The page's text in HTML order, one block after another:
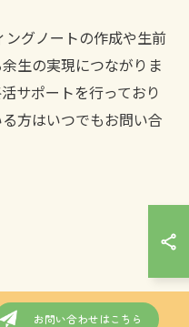
グノートの作成や生前
生の実現につながりま
サポートを行っており
方はいつでもお問い合
お問い合わせはこちら